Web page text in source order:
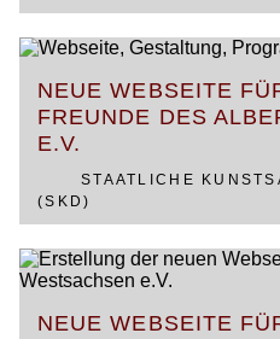
NEUE WEBSEITE
FREUNDE DES
E.V.
STAATLICHE
(SKD)
NEUE WEBSEITE